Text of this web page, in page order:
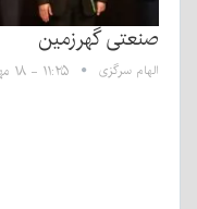
صنعتی گهرزمین
الهام سرگزی ۱۱:۲۵ - ۱۸ مهر ۱۴۰۳